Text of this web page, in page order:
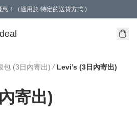
！（適用於 特定的送貨方式 )
包 (3日內寄出) / Levi’s (3日內寄出)
寄出)